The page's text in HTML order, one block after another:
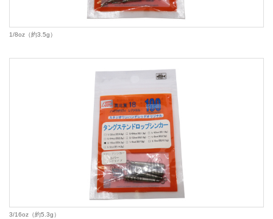
1/8oz（約3.5g）
3/16oz（約5.3g）